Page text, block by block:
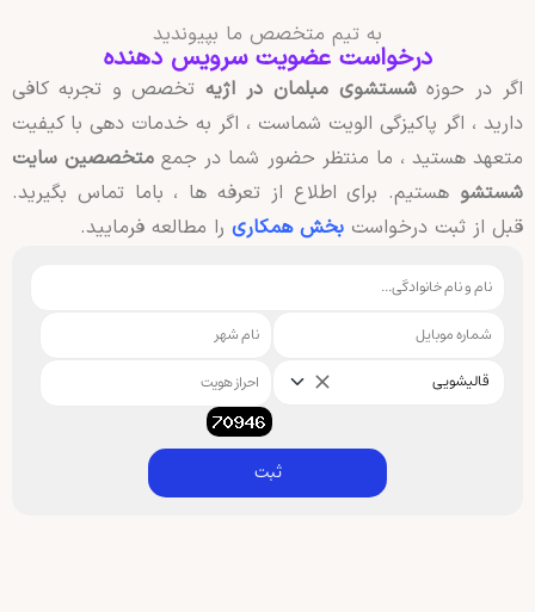
به تیم متخصص ما بپیوندید
درخواست عضویت سرویس دهنده
اگر در حوزه شستشوی مبلمان در اژیهتخصص و تجربه کافی
دارید ، اگر پاکیزگی الویت شماست ، اگر به خدمات دهی با کیفیت
متعهد هستید ، ما منتظر حضور شما در جمع متخصصین سایت
شستشوهستیم. برای اطلاع از تعرفه ها ، باما تماس بگیرید.
قبل از ثبت درخواست بخش همکاریرا مطالعه فرمایید.
قالیشویی
ثبت